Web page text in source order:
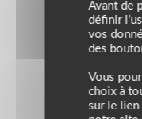
Avant de
définir
vos
des
Vous
choix à
sur le